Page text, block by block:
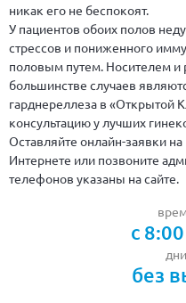
никак его не беспокоят.
У пациентов обоих полов
стрессов и пониженного
половым путем. Носителем и
большинстве случаев
гарднереллеза в «Открытой
консультацию у лучших
Оставляйте онлайн-заявки
Интернете или позвоните
телефонов указаны на сайте.
с
без